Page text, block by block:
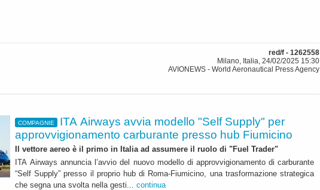
red/f - 1262558
Milano, Italia, 24/02/2025 15:30
AVIONEWS - World Aeronautical Press Agency
COMPAGNIE
ITA Airways avvia modello "Self Supply" per
approvvigionamento carburante presso hub Fiumicino
Il vettore aereo è il primo in Italia ad assumere il ruolo di "Fuel Trader"
ITA Airways annuncia l’avvio del nuovo modello di approvvigionamento di carburante
“Self Supply” presso il proprio hub di Roma-Fiumicino, una trasformazione strategica
che segna una svolta nella gesti... continua